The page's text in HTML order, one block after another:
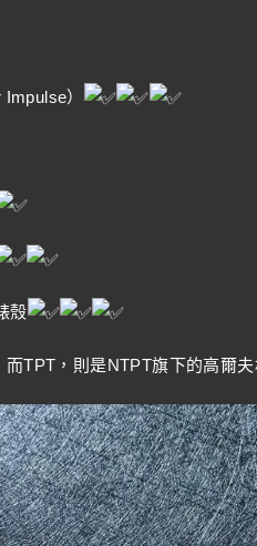
）
殼
TPT，則是NTPT旗下的高爾